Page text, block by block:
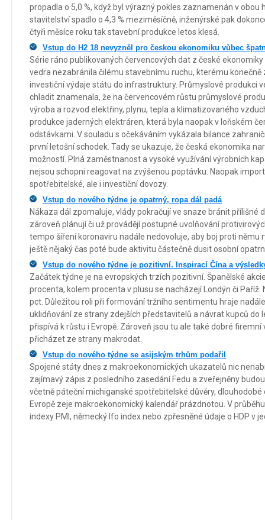
propadla o 5,0 %, když byl výrazný pokles zaznamenán v
stavitelství spadlo o 4,3 % meziměsíčně, inženýrské pak
čtyři měsíce roku tak stavební produkce letos klesá.
Vstup do H2 18 nevyzněl pro českou ekonomiku vůbec
Série ráno publikovaných červencových dat z české
vedra nezabránila čilému stavebnímu ruchu, kterému
investiční výdaje státu do infrastruktury. Průmyslové produkci
chladit znamenala, že na červencovém růstu průmyslové
výroba a rozvod elektřiny, plynu, tepla a klimatizovaného
produkce jaderných elektráren, která byla naopak v loňském
odstávkami. V souladu s očekáváním vykázala bilance
první letošní schodek. Tady se ukazuje, že česká ekonomika
možností. Plná zaměstnanost a vysoké využívání výrobních
nejsou schopni reagovat na zvýšenou poptávku. Naopak
spotřebitelské, ale i investiční dovozy.
Vstup do nového týdne je opatrný, ropa dál padá
Nákaza dál zpomaluje, vlády pokračují ve snaze bránit přílišné
zároveň plánují či už provádějí postupné uvolňování
tempo šíření koronaviru nadále nedovoluje, aby boj proti němu
ještě nějaký čas poté bude aktivitu částečně dusit osobní
Vstup do nového týdne je pozitivní. Inspirací Čína a
Začátek týdne je na evropských trzích pozitivní. Španělské
procenta, kolem procenta v plusu se nacházejí Londýn či Paříž.
pct. Důležitou roli při formování tržního sentimentu hraje
uklidňování ze strany zdejších představitelů a návrat kupců do
přispívá k růstu i Evropě. Zároveň jsou tu ale také dobré firemní
přicházet ze strany makrodat.
Vstup do nového týdne se asijským trhům podařil
Spojené státy dnes z makroekonomických ukazatelů nic
zajímavý zápis z posledního zasedání Fedu a zveřejněny
včetně páteční michiganské spotřebitelské důvěry, dlouhodobé
Evropě zeje makroekonomický kalendář prázdnotou. V
indexy PMI, německý Ifo index nebo zpřesněné údaje o HDP v